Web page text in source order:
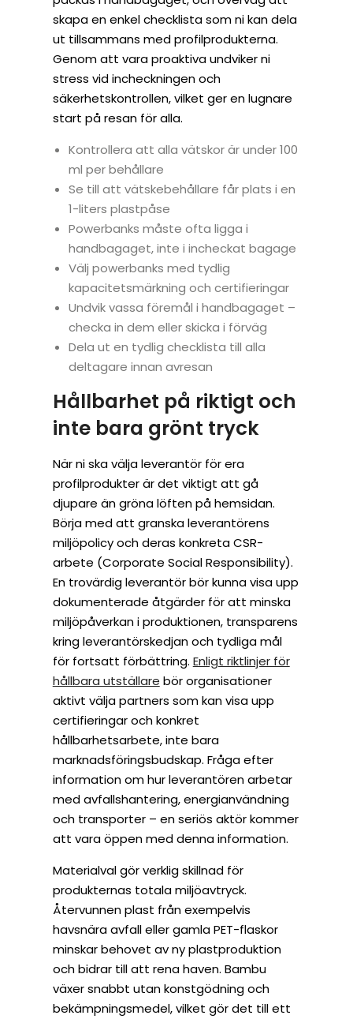
skapa en enkel checklista som ni kan dela
ut tillsammans med profilprodukterna.
Genom att vara proaktiva undviker ni
stress vid incheckningen och
säkerhetskontrollen, vilket ger en lugnare
start på resan för alla.
Kontrollera att alla vätskor är under 100
ml per behållare
Se till att vätskebehållare får plats i en
1-liters plastpåse
Powerbanks måste ofta ligga i
handbagaget, inte i incheckat bagage
Välj powerbanks med tydlig
kapacitetsmärkning och certifieringar
Undvik vassa föremål i handbagaget –
checka in dem eller skicka i förväg
Dela ut en tydlig checklista till alla
deltagare innan avresan
Hållbarhet på riktigt och
inte bara grönt tryck
När ni ska välja leverantör för era
profilprodukter är det viktigt att gå
djupare än gröna löften på hemsidan.
Börja med att granska leverantörens
miljöpolicy och deras konkreta CSR-
arbete (Corporate Social Responsibility).
En trovärdig leverantör bör kunna visa upp
dokumenterade åtgärder för att minska
miljöpåverkan i produktionen, transparens
kring leverantörskedjan och tydliga mål
för fortsatt förbättring. Enligt riktlinjer för
hållbara utställare bör organisationer
aktivt välja partners som kan visa upp
certifieringar och konkret
hållbarhetsarbete, inte bara
marknadsföringsbudskap. Fråga efter
information om hur leverantören arbetar
med avfallshantering, energianvändning
och transporter – en seriös aktör kommer
att vara öppen med denna information.
Materialval gör verklig skillnad för
produkternas totala miljöavtryck.
Återvunnen plast från exempelvis
havsnära avfall eller gamla PET-flaskor
minskar behovet av ny plastproduktion
och bidrar till att rena haven. Bambu
växer snabbt utan konstgödning och
bekämpningsmedel, vilket gör det till ett